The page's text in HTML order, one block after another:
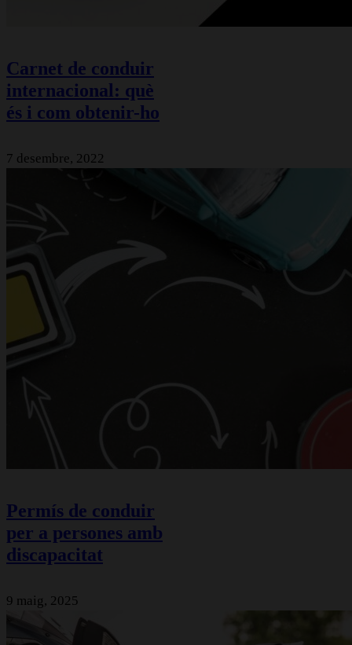
Carnet de conduir
internacional: què
és i com obtenir-ho
7 desembre, 2022
Permís de conduir
per a persones amb
discapacitat
9 maig, 2025